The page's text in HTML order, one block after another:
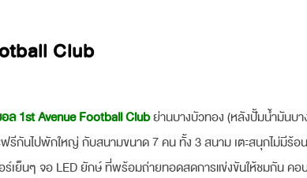
Club
ล 1st Avenue Football Clubย่านบางบัวทอง (หลังปั้มน้ำมันบา
รีกันไปพักใหญ่ กับสนามขนาด 7 คน ทั้ง 3 สนาม เตะสนุกไม่มีร้อ
เย็นๆ จอ LED ยักษ์ ที่พร้อมถ่ายทอดสดการแข่งขันให้ชมกัน ค